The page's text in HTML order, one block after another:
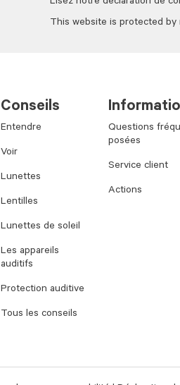
This website is protected
Conseils
Entendre
Voir
Lunettes
Lentilles
Lunettes de soleil
Les appareils
auditifs
Protection auditive
Tous les conseils
Questions
posées
Service client
Actions